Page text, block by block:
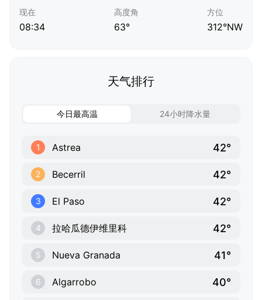
现在
08:34
高度角
63°
方位
312°NW
天气排行
今日最高温 24小时降水量
1 Astrea 42°
2 Becerril 42°
3 El Paso 42°
4 拉哈瓜德伊维里科 42°
5 Nueva Granada 41°
6 Algarrobo 40°